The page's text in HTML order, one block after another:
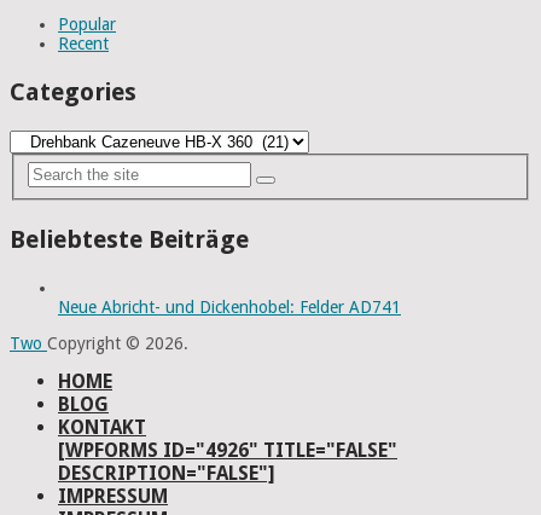
Popular
Recent
Categories
Categories
Beliebteste Beiträge
Neue Abricht- und Dickenhobel: Felder AD741
Two Copyright © 2026.
HOME
BLOG
KONTAKT
[WPFORMS ID="4926" TITLE="FALSE"
DESCRIPTION="FALSE"]
IMPRESSUM